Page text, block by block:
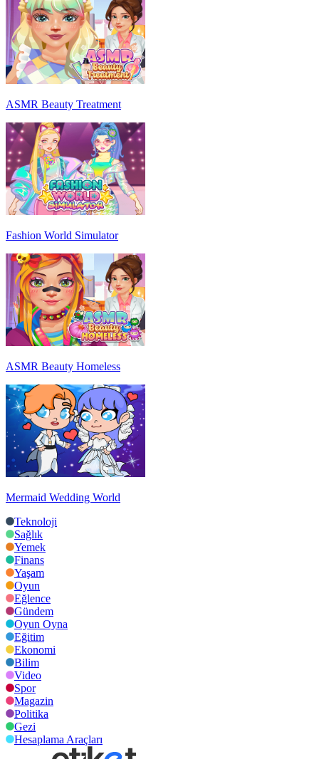
ASMR Beauty Treatment
Fashion World Simulator
ASMR Beauty Homeless
Mermaid Wedding World
Teknoloji
Sağlık
Yemek
Finans
Yaşam
Oyun
Eğlence
Gündem
Oyun Oyna
Eğitim
Ekonomi
Bilim
Video
Spor
Magazin
Politika
Gezi
Hesaplama Araçları